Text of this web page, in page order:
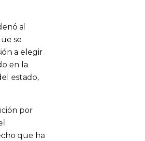
al
se
a elegir
en la
estado,
por
que ha